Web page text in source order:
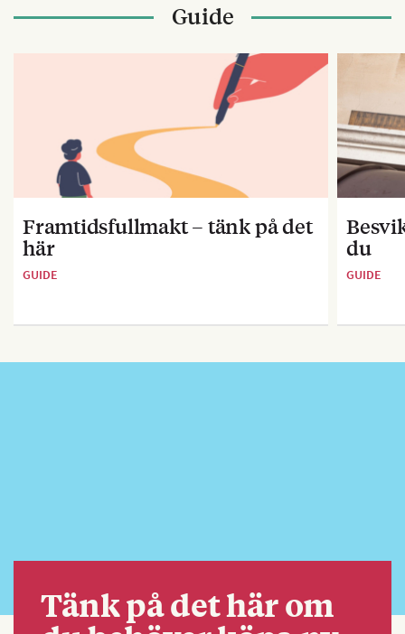
Guide
Framtidsfullmakt – tänk på det
här
GUIDE
du
GUIDE
Tänk på det här om